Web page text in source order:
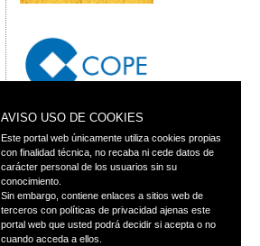
AVISO USO DE COOKIES
Este portal web únicamente utiliza cookies propias
con finalidad técnica, no recaba ni cede datos de
carácter personal de los usuarios sin su
conocimiento.
Sin embargo, contiene enlaces a sitios web de
terceros con políticas de privacidad ajenas este
portal web que usted podrá decidir si acepta o no
cuando acceda a ellos.